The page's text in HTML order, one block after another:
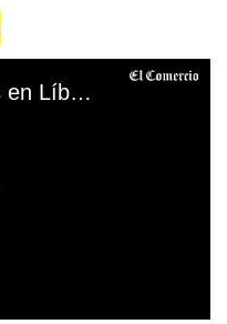
Beirut: Dos explosiones en Líbano dejan muertos y heridos. (AFP).